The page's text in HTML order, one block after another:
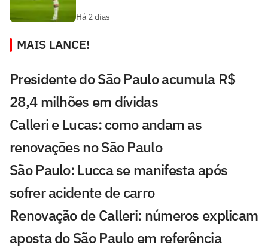
Há 2 dias
MAIS LANCE!
Presidente do São Paulo acumula R$
28,4 milhões em dívidas
Calleri e Lucas: como andam as
renovações no São Paulo
São Paulo: Lucca se manifesta após
sofrer acidente de carro
Renovação de Calleri: números explicam
aposta do São Paulo em referência